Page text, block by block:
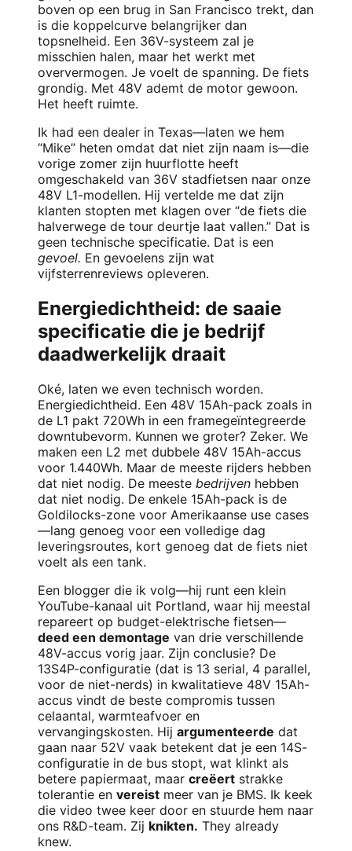
boven op een brug in San Francisco trekt, dan
is die koppelcurve belangrijker dan
topsnelheid. Een 36V-systeem zal je
misschien halen, maar het werkt met
oververmogen. Je voelt de spanning. De fiets
grondig. Met 48V ademt de motor gewoon.
Het heeft ruimte.
Ik had een dealer in Texas—laten we hem
“Mike” heten omdat dat niet zijn naam is—die
vorige zomer zijn huurflotte heeft
omgeschakeld van 36V stadfietsen naar onze
48V L1-modellen. Hij vertelde me dat zijn
klanten stopten met klagen over “de fiets die
halverwege de tour deurtje laat vallen.” Dat is
geen technische specificatie. Dat is een
gevoel. En gevoelens zijn wat
vijfsterrenreviews opleveren.
Energiedichtheid: de saaie
specificatie die je bedrijf
daadwerkelijk draait
Oké, laten we even technisch worden.
Energiedichtheid. Een 48V 15Ah-pack zoals in
de L1 pakt 720Wh in een framegeïntegreerde
downtubevorm. Kunnen we groter? Zeker. We
maken een L2 met dubbele 48V 15Ah-accus
voor 1.440Wh. Maar de meeste rijders hebben
dat niet nodig. De meeste bedrijven hebben
dat niet nodig. De enkele 15Ah-pack is de
Goldilocks-zone voor Amerikaanse use cases
—lang genoeg voor een volledige dag
leveringsroutes, kort genoeg dat de fiets niet
voelt als een tank.
Een blogger die ik volg—hij runt een klein
YouTube-kanaal uit Portland, waar hij meestal
repareert op budget-elektrische fietsen—
deed een demontage van drie verschillende
48V-accus vorig jaar. Zijn conclusie? De
13S4P-configuratie (dat is 13 serial, 4 parallel,
voor de niet-nerds) in kwalitatieve 48V 15Ah-
accus vindt de beste compromis tussen
celaantal, warmteafvoer en
vervangingskosten. Hij argumenteerde dat
gaan naar 52V vaak betekent dat je een 14S-
configuratie in de bus stopt, wat klinkt als
betere papiermaat, maar creëert strakke
tolerantie en vereist meer van je BMS. Ik keek
die video twee keer door en stuurde hem naar
ons R&D-team. Zij knikten. They already
knew.